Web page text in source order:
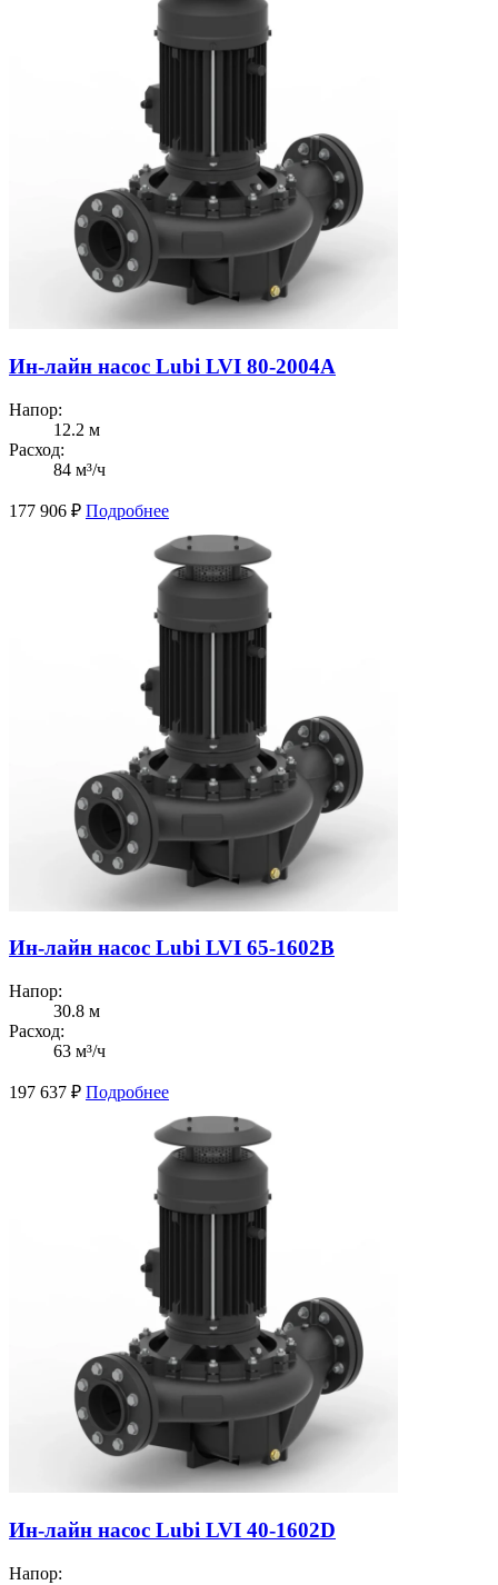
Ин-лайн насос Lubi LVI 80-2004A
Напор:
12.2 м
Расход:
84 м³/ч
177 906 ₽ Подробнее
Ин-лайн насос Lubi LVI 65-1602B
Напор:
30.8 м
Расход:
63 м³/ч
197 637 ₽ Подробнее
Ин-лайн насос Lubi LVI 40-1602D
Напор: